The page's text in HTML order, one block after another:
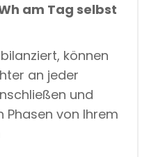
am Tag selbst
können
an jeder
und
von Ihrem